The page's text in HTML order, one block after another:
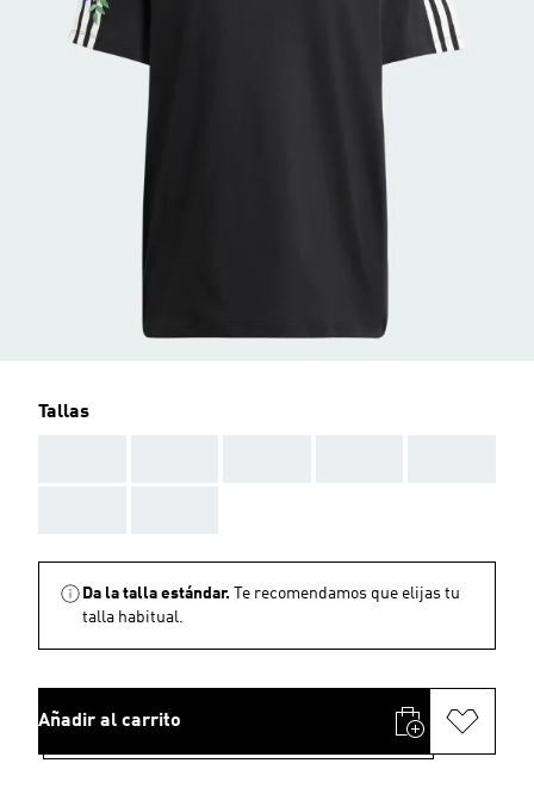
Tallas
Da la talla estándar.
Te recomendamos que elijas tu
talla habitual.
Añadir al carrito